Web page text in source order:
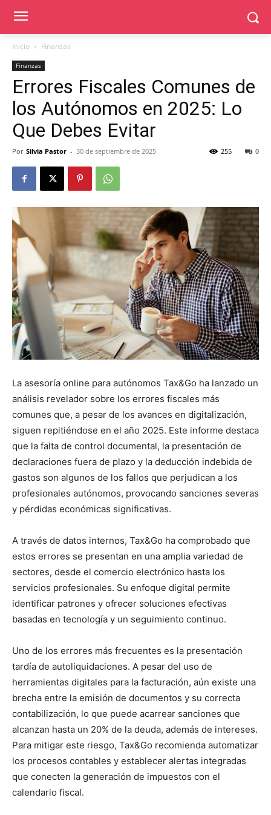
Inicio Finanzas
Finanzas
Errores Fiscales Comunes de
los Autónomos en 2025: Lo
Que Debes Evitar
Por Silvia Pastor - 30 de septiembre de 2025 0
255
La asesoría online para autónomos Tax&Go ha lanzado un
análisis revelador sobre los errores fiscales más
comunes que, a pesar de los avances en digitalización,
siguen repitiéndose en el año 2025. Este informe destaca
que la falta de control documental, la presentación de
declaraciones fuera de plazo y la deducción indebida de
gastos son algunos de los fallos que perjudican a los
profesionales autónomos, provocando sanciones severas
y pérdidas económicas significativas.
A través de datos internos, Tax&Go ha comprobado que
estos errores se presentan en una amplia variedad de
sectores, desde el comercio electrónico hasta los
servicios profesionales. Su enfoque digital permite
identificar patrones y ofrecer soluciones efectivas
basadas en tecnología y un seguimiento continuo.
Uno de los errores más frecuentes es la presentación
tardía de autoliquidaciones. A pesar del uso de
herramientas digitales para la facturación, aún existe una
brecha entre la emisión de documentos y su correcta
contabilización, lo que puede acarrear sanciones que
alcanzan hasta un 20% de la deuda, además de intereses.
Para mitigar este riesgo, Tax&Go recomienda automatizar
los procesos contables y establecer alertas integradas
que conecten la generación de impuestos con el
calendario fiscal.